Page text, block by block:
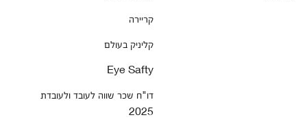
קריירה
קליניק בעולם
Eye Safty
דו"ח שכר שווה לעובד ולעובדת
2025